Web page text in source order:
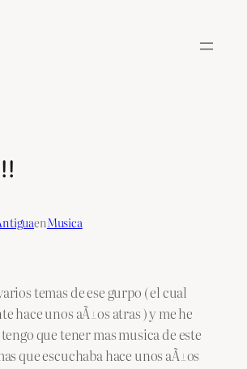
enMusica
temas de ese gurpo ( el cual
hace unos aÃ±os atras ) y me he
que tener mas musica de este
que escuchaba hace unos aÃ±os